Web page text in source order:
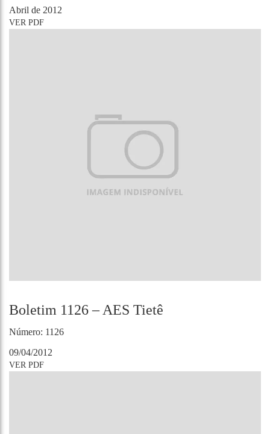
Abril de 2012
VER PDF
Boletim 1126 – AES Tietê
Número: 1126
09/04/2012
VER PDF